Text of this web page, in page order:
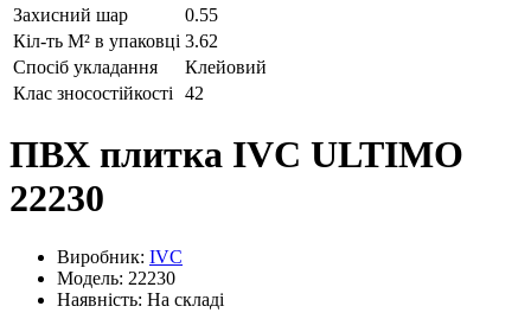
Захисний шар
0.55
Кіл-ть М² в упаковці 3.62
Спосіб укладання
Клейовий
Клас зносостійкості
42
ПВХ плитка IVC ULTIMO
22230
Виробник: IVC
Модель: 22230
Наявність: На складі